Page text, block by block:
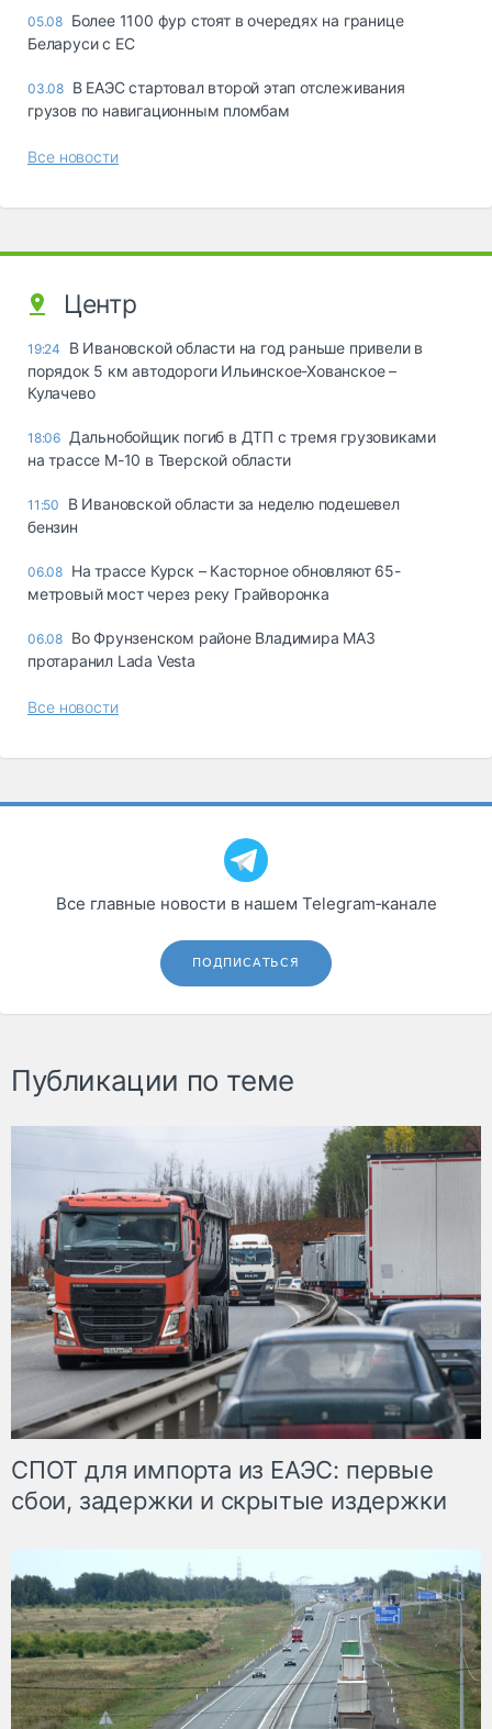
05.08 Более 1100 фур стоят в очередях на границе
Беларуси с ЕС
03.08 В ЕАЭС стартовал второй этап отслеживания
грузов по навигационным пломбам
Все новости
Центр
19:24
В Ивановской области на год раньше привели в
порядок 5 км автодороги Ильинское-Хованское –
Кулачево
18:06 Дальнобойщик погиб в ДТП с тремя грузовиками
на трассе М-10 в Тверской области
11:50
В Ивановской области за неделю подешевел
бензин
06.08 На трассе Курск – Касторное обновляют 65-
метровый мост через реку Грайворонка
06.08 Во Фрунзенском районе Владимира МАЗ
протаранил Lada Vesta
Все новости
Все главные новости в нашем Telegram‑канале
ПОДПИСАТЬСЯ
Публикации по теме
СПОТ для импорта из ЕАЭС: первые
сбои, задержки и скрытые издержки